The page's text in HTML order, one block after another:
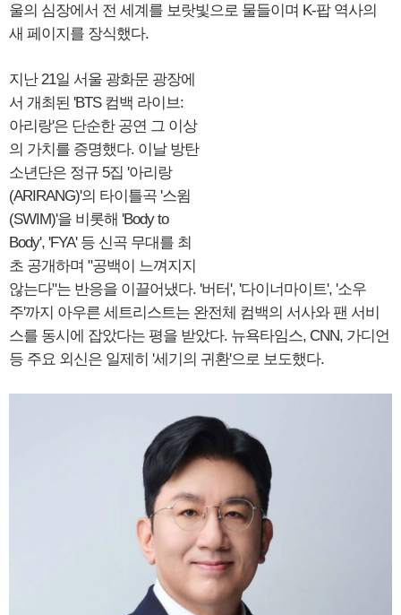
울의 심장에서 전 세계를 보랏빛으로 물들이며 K-팝 역사의
새 페이지를 장식했다.
지난 21일 서울 광화문 광장에
서 개최된 'BTS 컴백 라이브:
아리랑'은 단순한 공연 그 이상
의 가치를 증명했다. 이날 방탄
소년단은 정규 5집 '아리랑
(ARIRANG)'의 타이틀곡 '스윔
(SWIM)'을 비롯해 'Body to
Body', 'FYA' 등 신곡 무대를 최
초 공개하며 "공백이 느껴지지
않는다"는 반응을 이끌어냈다. '버터', '다이너마이트', '소우
주'까지 아우른 세트리스트는 완전체 컴백의 서사와 팬 서비
스를 동시에 잡았다는 평을 받았다. 뉴욕타임스, CNN, 가디언
등 주요 외신은 일제히 '세기의 귀환'으로 보도했다.